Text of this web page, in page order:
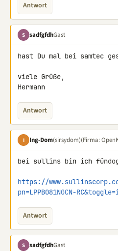
Antwort
S sadfgfdhGast
hast Du mal bei samtec
viele Grüße,
Hermann
Antwort
I Ing-Dom(sirsydom)(Firma:
bei sullins bin ich fündog
https://
pn=LPPB081NGCN-
Antwort
S sadfgfdhGast